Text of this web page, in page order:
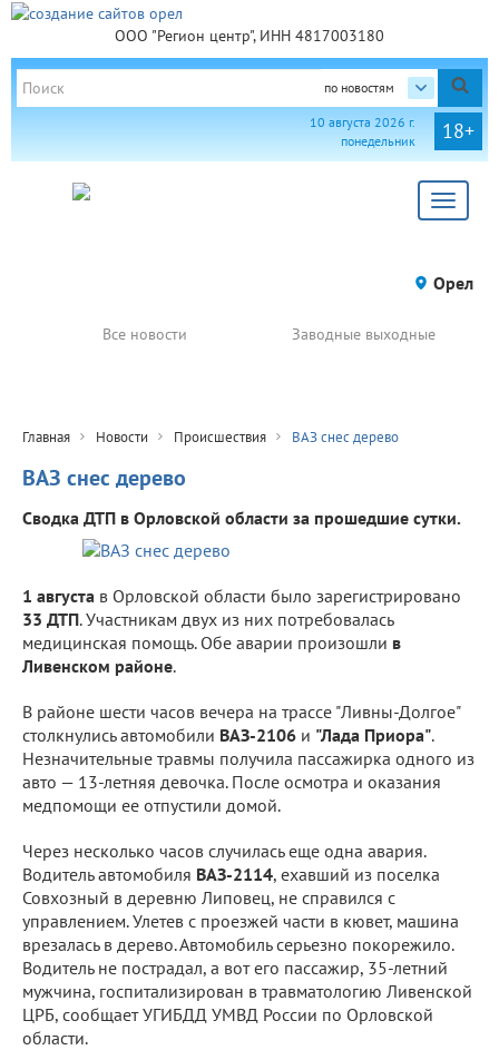
ООО "Регион центр", ИНН 4817003180
по новостям
18+
10 августа 2026 г.
понедельник
Toggle
Орел
Все новости Заводные выходные
Главная Новости Происшествия ВАЗ снес дерево
ВАЗ снес дерево
Сводка ДТП в Орловской области за прошедшие сутки.
1 августа в Орловской области было зарегистрировано
33 ДТП. Участникам двух из них потребовалась
медицинская помощь. Обе аварии произошли в
Ливенском районе.
В районе шести часов вечера на трассе "Ливны-Долгое"
столкнулись автомобили ВАЗ-2106 и "Лада Приора".
Незначительные травмы получила пассажирка одного из
авто — 13-летняя девочка. После осмотра и оказания
медпомощи ее отпустили домой.
Через несколько часов случилась еще одна авария.
Водитель автомобиля ВАЗ-2114, ехавший из поселка
Совхозный в деревню Липовец, не справился с
управлением. Улетев с проезжей части в кювет, машина
врезалась в дерево. Автомобиль серьезно покорежило.
Водитель не пострадал, а вот его пассажир, 35-летний
мужчина, госпитализирован в травматологию Ливенской
ЦРБ, сообщает УГИБДД УМВД России по Орловской
области.